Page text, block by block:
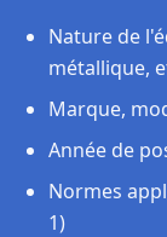
Nature de
métallique,
Marque,
Année de
Normes
1)